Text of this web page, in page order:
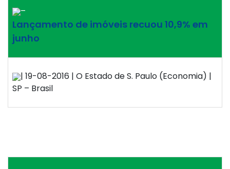
–
Lançamento de imóveis recuou 10,9% em
junho
| 19-08-2016 | O Estado de S. Paulo (Economia) |
SP – Brasil